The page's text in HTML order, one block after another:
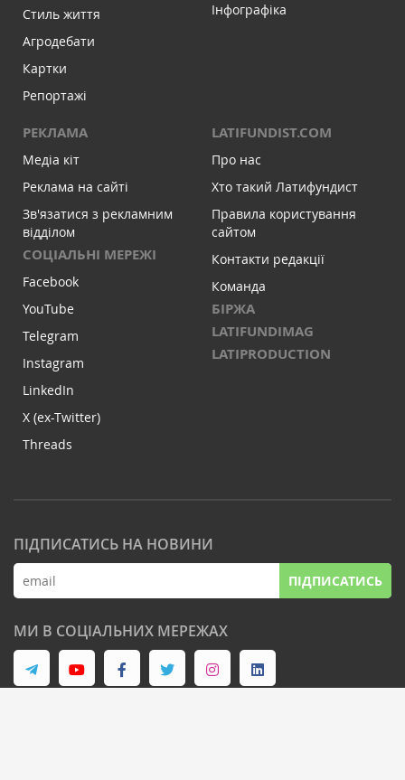
Стиль життя
Агродебати
Картки
Репортажі
Інфографіка
РЕКЛАМА
Медіа кіт
Реклама на сайті
Зв'язатися з рекламним
відділом
СОЦІАЛЬНІ МЕРЕЖІ
Facebook
YouTube
Telegram
Instagram
LinkedIn
X (ex-Twitter)
Threads
LATIFUNDIST.COM
Про нас
Хто такий Латифундист
Правила користування
сайтом
Контакти редакції
Команда
БІРЖА
LATIFUNDIMAG
LATIPRODUCTION
ПІДПИСАТИСЬ НА НОВИНИ
ПІДПИСАТИСЬ
МИ В СОЦІАЛЬНИХ МЕРЕЖАХ